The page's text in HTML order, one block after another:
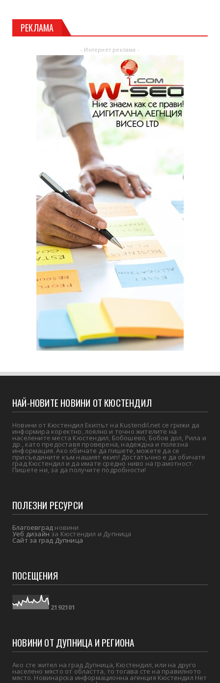
РЕКЛАМА
- Интернет реклама -
НАЙ-НОВИТЕ НОВИНИ ОТ КЮСТЕНДИЛ
Новини от Кюстендил Екипът на Kustendil.net се грижи да
информира коректно, лоялно и точно жителите на
населените места Кюстендил, Бобошево, Бобов дол, Рила и
др., като предоставя проверена, надеждна и полезна
информация. Ако обичате да пишете, можете да се
присъедините към нашият екип! Достатъчно е да обичате
град Кюстендил и да имате средно ниво на грамотност.
Пишете ни, за да получите подробности!
ПОЛЕЗНИ РЕСУРСИ
Благоевград новини
Уеб дизайнза Кюстендил и Дупница
Сайт за град Дупница
ПОСЕЩЕНИЯ
21 92101
НОВИНИ ОТ ДУПНИЦА И РЕГИОНА
Ако сте жител на град Дупница, Кюстендил, или на друго
населено място от областта, то тогава сте на правилното
място. Новинарска информационна агенция Кюстендил Нет